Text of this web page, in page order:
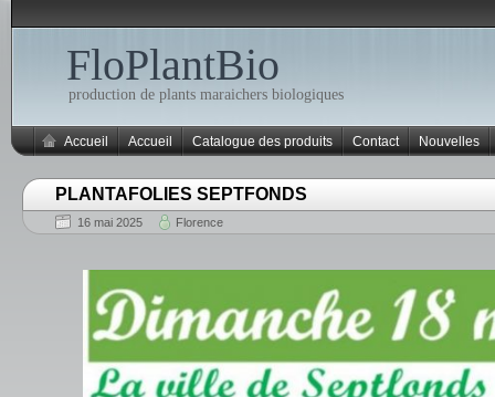
FloPlantBio
production de plants maraichers biologiques
Accueil Accueil Catalogue des produits Contact Nouvelles
PLANTAFOLIES SEPTFONDS
16 mai 2025 Florence